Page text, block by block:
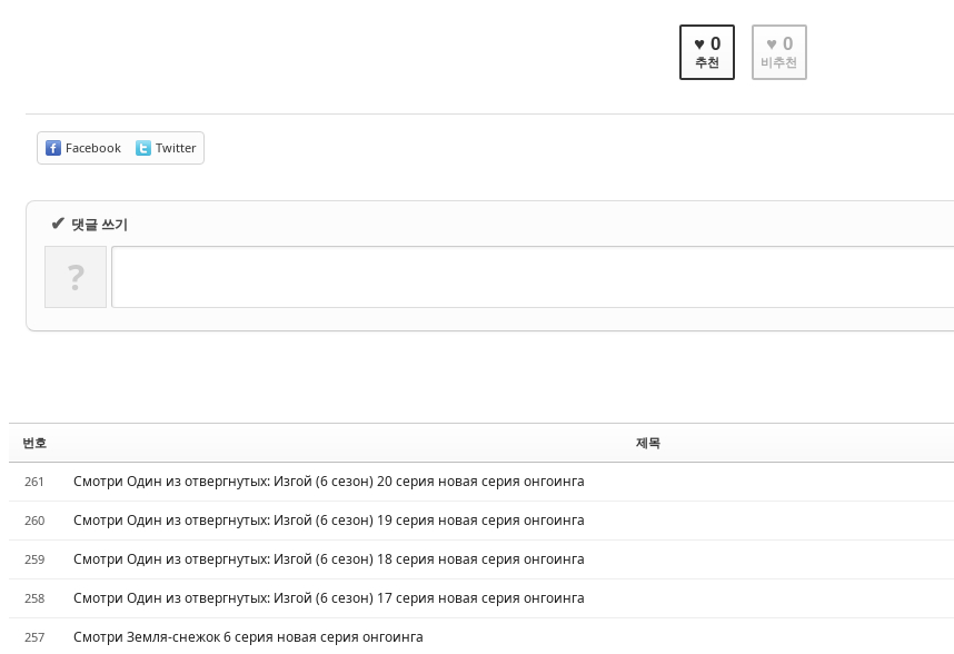
♥ 0
추천
♥ 0
비추천
Facebook Twitter
✔ 댓글 쓰기
?
번호 제목
261 Смотри Один из отвергнутых: Изгой (6 сезон) 20 серия новая серия онгоинга
260 Смотри Один из отвергнутых: Изгой (6 сезон) 19 серия новая серия онгоинга
259 Смотри Один из отвергнутых: Изгой (6 сезон) 18 серия новая серия онгоинга
258 Смотри Один из отвергнутых: Изгой (6 сезон) 17 серия новая серия онгоинга
257 Смотри Земля-снежок 6 серия новая серия онгоинга